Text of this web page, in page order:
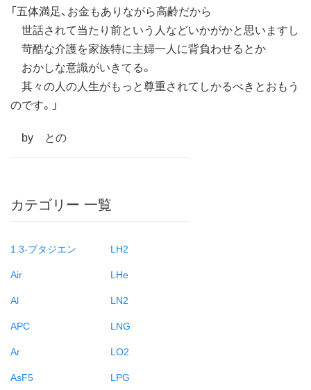
「五体満足、お金もありながら高齢だから
世話されて当たり前という人などいかがかと思いますし
苛酷な介護を家族特に主婦一人に背負わせるとか
おかしな意識がいきてる。
其々の人の人生がもっと尊重されてしかるべきとおもう
のです。」
by との
カテゴリー 一覧
1.3-ブタジエン
Air
Al
APC
Ar
AsF5
LH2
LHe
LN2
LNG
LO2
LPG